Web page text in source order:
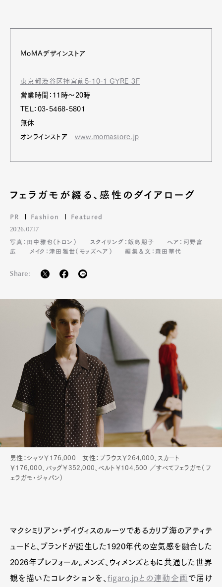
Art&DesignWatch Fashion
GourmetCars
MoMAデザインストア
東京都渋谷区神宮前5-10-1 GYRE 3F
営業時間：11時～20時
TEL：03-5468-5801
無休
オンラインストア www.momastore.jp
フェラガモが綴る、感性のダイアローグ
PR Fashion Featured
2026.07.17
写真：田中雅也（トロン）
スタイリング：飯島朋子
ヘア：河野富
広
メイク：津田雅世（モッズヘア） 編集＆文：森田華代
Share:
男性：シャツ￥176,000 女性：ブラウス￥264,000、スカート
￥176,000、バッグ￥352,000、ベルト￥104,500 ／すべてフェラガモ（フ
ェラガモ・ジャパン）
マクシミリアン・デイヴィスのルーツであるカリブ海のアティテ
ュードと、ブランドが誕生した1920年代の空気感を融合した
2026年プレフォール。メンズ、ウィメンズともに共通した世界
観を描いたコレクションを、figaro.jpとの連動企画 で届け